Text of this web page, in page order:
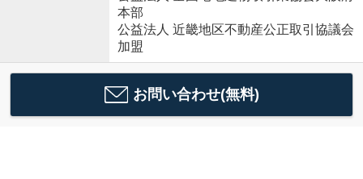
本部
公益法人 近畿地区不動産公正取引協議会
加盟
お問い合わせ(無料)